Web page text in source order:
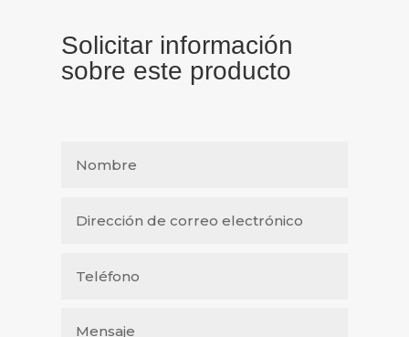
Solicitar información
sobre este producto